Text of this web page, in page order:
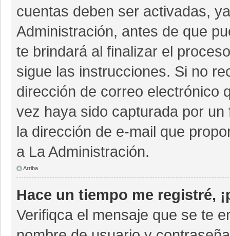
cuentas deben ser activadas,
Administración, antes de que
te brindará al finalizar el
sigue las instrucciones. Si no
dirección de correo electrónico
vez haya sido capturada por
la dirección de e-mail que
a La Administración.
Arriba
Hace un tiempo me registré,
Verifiqca el mensaje que se te